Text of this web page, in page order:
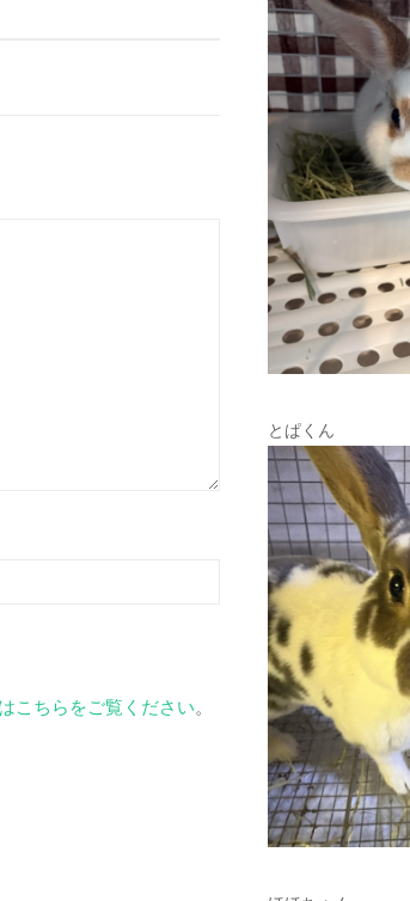
こちらをご覧ください。
とぱくん